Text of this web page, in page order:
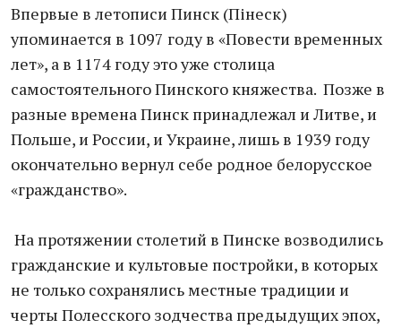
Впервые в летописи Пинск (Пінеск)
упоминается в 1097 году в «Повести временных
лет», а в 1174 году это уже столица
самостоятельного Пинского княжества. Позже в
разные времена Пинск принадлежал и Литве, и
Польше, и России, и Украине, лишь в 1939 году
окончательно вернул себе родное белорусское
«гражданство».
На протяжении столетий в Пинске возводились
гражданские и культовые постройки, в которых
не только сохранялись местные традиции и
черты Полесского зодчества предыдущих эпох,